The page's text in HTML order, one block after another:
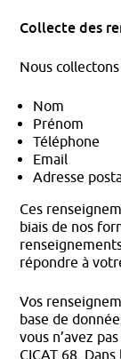
Collecte des
Nous
Nom
Prénom
Téléphone
Email
Adresse
Ces
biais de nos
répondre à
Vos
base de
vous n’avez
CICAT 68.